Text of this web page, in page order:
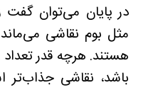
مثل بوم نقاشی
هستند. هرچه قدر
باشد، نقاشی